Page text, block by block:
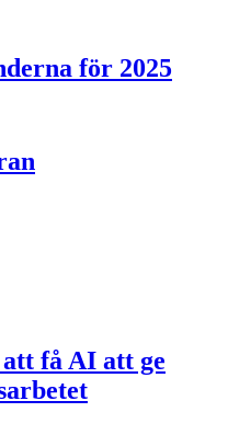
för 2025
få AI att ge